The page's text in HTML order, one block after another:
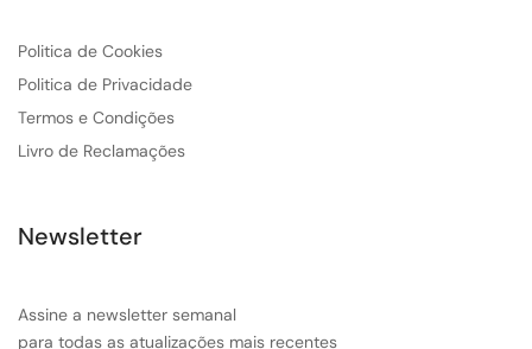
Politica de Cookies
Politica de Privacidade
Termos e Condições
Livro de Reclamações
Newsletter
Assine a newsletter semanal
para todas as atualizações mais recentes